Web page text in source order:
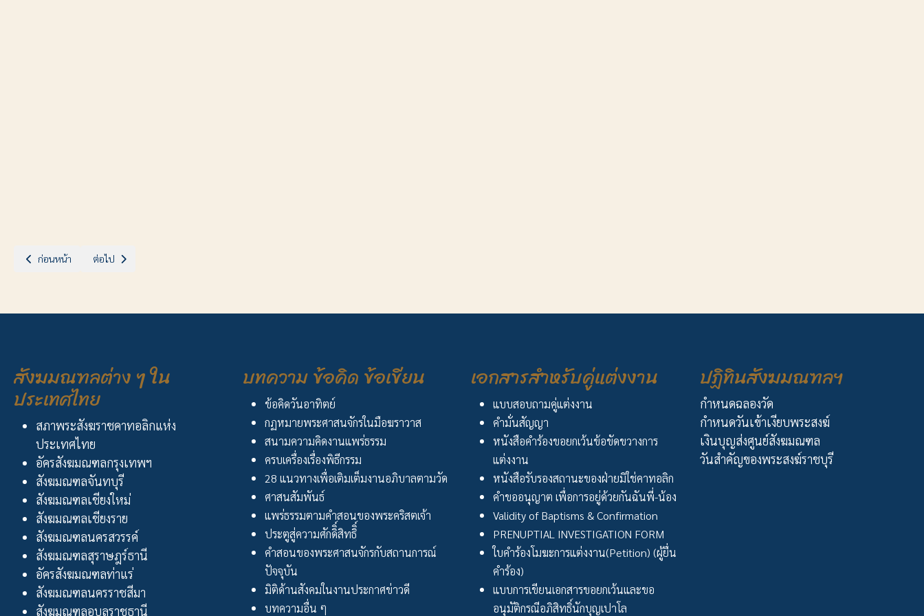
เนื้อหาก่อนหน้า: แม่พระเป็นที่พึ่ง ท่าหว้า
ก่อนหน้า เนื้อหาถัดไป: วัดแม่พระราชินีแห่งสากลโลก กาญจนบุรี
ต่อไป
สังฆมณฑลต่าง ๆ ใน
ประเทศไทย
สภาพระสังฆราชคาทอลิกแห่ง
ประเทศไทย
อัครสังฆมณฑลกรุงเทพฯ
สังฆมณฑลจันทบุรี
สังฆมณฑลเชียงใหม่
สังฆมณฑลเชียงราย
สังฆมณฑลนครสวรรค์
สังฆมณฑลสุราษฎร์ธานี
อัครสังฆมณฑลท่าแร่
สังฆมณฑลนครราชสีมา
สังฆมณฑลอุบลราชธานี
บทความ ข้อคิด ข้อเขียน
ข้อคิดวันอาทิตย์
กฏหมายพระศาสนจักรในมือฆราวาส
สนามความคิดงานแพร่ธรรม
ครบเครื่องเรื่องพิธีกรรม
28 แนวทางเพื่อเติมเต็มงานอภิบาลตามวัด
ศาสนสัมพันธ์
แพร่ธรรมตามคำสอนของพระคริสตเจ้า
ประตูสู่ความศักดิิ์สิทธิิ์
คำสอนของพระศาสนจักรกับสถานการณ์
ปัจจุบัน
มิติด้านสังคมในงานประกาศข่าวดี
บทความอื่น ๆ
เอกสารสำหรับคู่แต่งงาน
แบบสอบถามคู่แต่งงาน
คำมั่นสัญญา
หนังสือคำร้องขอยกเว้นข้อขัดขวางการ
แต่งงาน
หนังสือรับรองสถานะของฝ่ายมิใช่คาทอลิก
คำขออนุญาต เพื่อการอยู่ด้วยกันฉันพี่-น้อง
Validity of Baptisms & Confirmation
PRENUPTIAL INVESTIGATION FORM
ใบคำร้องโมฆะการแต่งงาน(Petition) (ผู้ยื่น
คำร้อง)
แบบการเขียนเอกสารขอยกเว้นและขอ
อนุมัติกรณีอภิสิทธิ์นักบุญเปาโล
ปฏิทินสังฆมณฑลฯ
กำหนดฉลองวัด
กำหนดวันเข้าเงียบพระสงฆ์
เงินบุญส่งศูนย์สังฆมณฑล
วันสำคัญของพระสงฆ์ราชบุรี